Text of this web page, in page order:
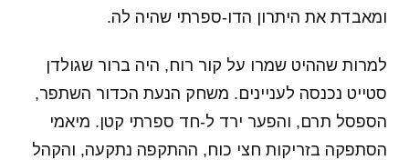
ומאבדת את היתרון הדו-ספרתי שהיה לה.
למרות שההיט שמרו על קור רוח, היה ברור שגולדן
סטייט נכנסה לעניינים. משחק הנעת הכדור השתפר,
הספסל תרם, והפער ירד ל-חד ספרתי קטן. מיאמי
הסתפקה בזריקות חצי כוח, ההתקפה נתקעה, והקהל